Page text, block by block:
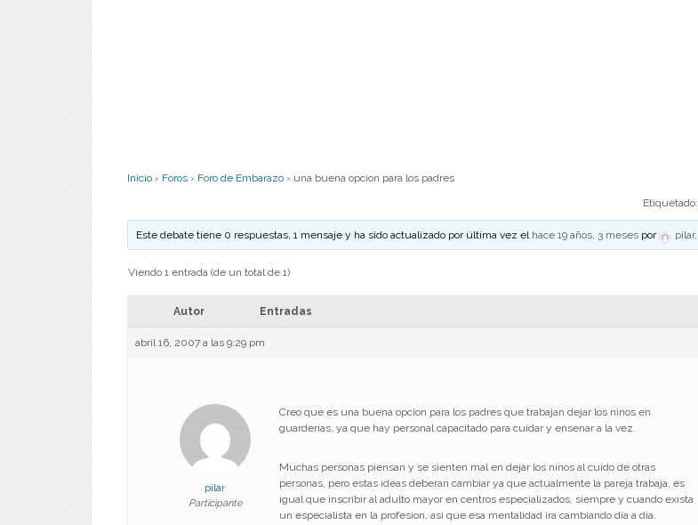
Inicio › Foros › Foro de Embarazo › una buena opcion para los padres
Etiquetado:
Este debate tiene 0 respuestas, 1 mensaje y ha sido actualizado por última vez el hace 19 años, 3 meses por pilar.
Viendo 1 entrada (de un total de 1)
Autor Entradas
abril 16, 2007 a las 9:29 pm
pilar
Participante
Creo que es una buena opcion para los padres que trabajan dejar los ninos en
guarderias, ya que hay personal capacitado para cuidar y ensenar a la vez.
Muchas personas piensan y se sienten mal en dejar los ninos al cuido de otras
personas, pero estas ideas deberan cambiar ya que actualmente la pareja trabaja, es
igual que inscribir al adulto mayor en centros especializados, siempre y cuando exista
un especialista en la profesion, asi que esa mentalidad ira cambiando dia a dia.